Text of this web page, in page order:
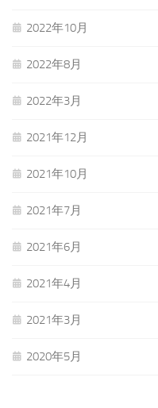
2022年10月
2022年8月
2022年3月
2021年12月
2021年10月
2021年7月
2021年6月
2021年4月
2021年3月
2020年5月